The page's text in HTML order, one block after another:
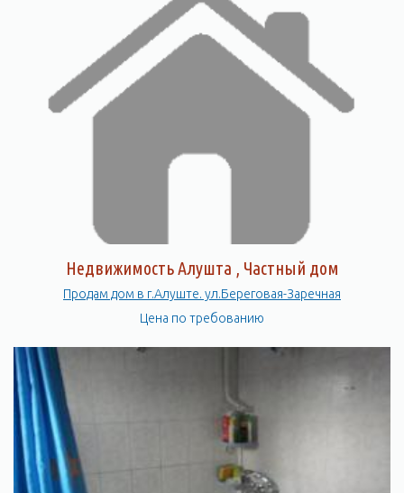
Недвижимость Алушта , Частный дом
Продам дом в г.Алуште. ул.Береговая-Заречная
Цена по требованию